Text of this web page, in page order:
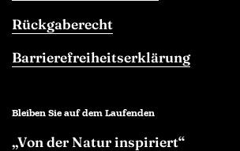
Rückgaberecht
Barrierefreiheitserklärung
Bleiben Sie auf dem Laufenden
„Von der Natur inspiriert“